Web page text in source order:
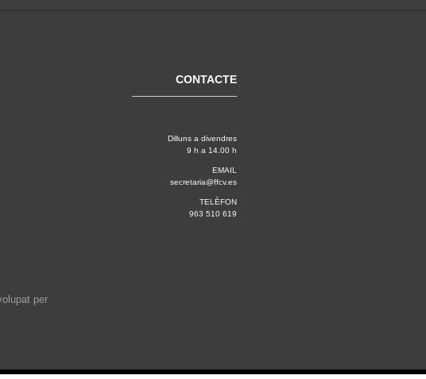
per
CONTACTE
Dilluns a divendres
9 h a 14.00 h
EMAIL
secretaria@ffcv.es
TELÈFON
963 510 619